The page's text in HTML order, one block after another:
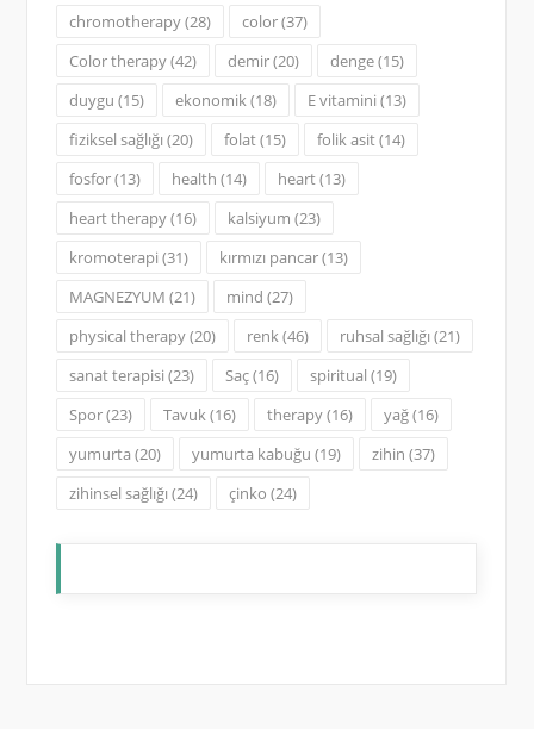
chromotherapy(28) color(37)
Color therapy(42) demir(20) denge(15)
duygu (15) ekonomik(18) E vitamini (13)
fiziksel sağlığı (20) folat(15) folik asit(14)
fosfor(13) health (14) heart(13)
heart therapy(16) kalsiyum (23)
kromoterapi (31) kırmızı pancar(13)
MAGNEZYUM (21) mind (27)
physical therapy(20) renk(46) ruhsal sağlığı (21)
sanat terapisi (23) Saç(16) spiritual (19)
Spor(23) Tavuk(16) therapy(16) yağ(16)
yumurta (20) yumurta kabuğu (19) zihin (37)
zihinsel sağlığı (24) çinko (24)